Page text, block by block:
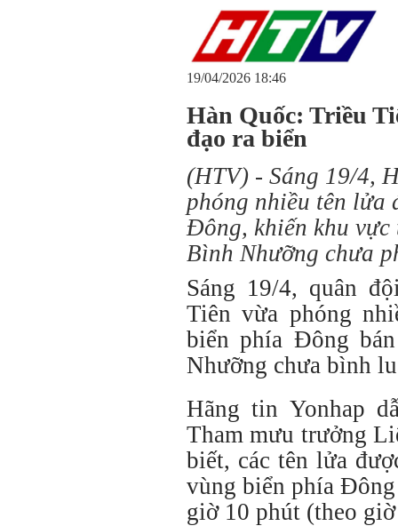
19/04/2026 18:46
Hàn Quốc: Triều
đạo ra biển
(HTV) - Sáng 19/4,
phóng nhiều tên lửa
Đông, khiến khu
Bình Nhưỡng chưa
Sáng 19/4, quân
Tiên vừa phóng
biển phía Đông
Nhưỡng chưa bình
Hãng tin Yonhap
Tham mưu trưởng
biết, các tên lửa
vùng biển phía
giờ 10 phút (theo